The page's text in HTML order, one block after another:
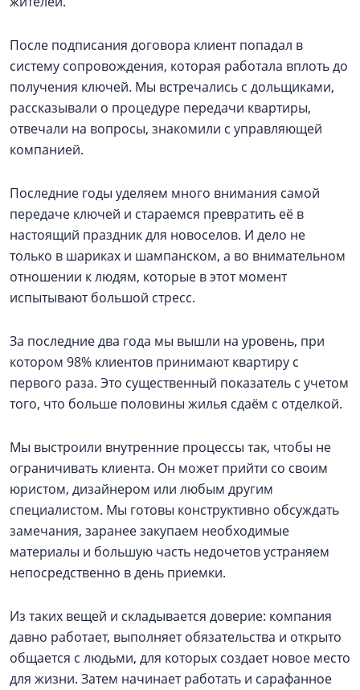
После подписания договора клиент попадал в
систему сопровождения, которая работала вплоть до
получения ключей. Мы встречались с дольщиками,
рассказывали о процедуре передачи квартиры,
отвечали на вопросы, знакомили с управляющей
компанией.
Последние годы уделяем много внимания самой
передаче ключей и стараемся превратить её в
настоящий праздник для новоселов. И дело не
только в шариках и шампанском, а во внимательном
отношении к людям, которые в этот момент
испытывают большой стресс.
За последние два года мы вышли на уровень, при
котором 98% клиентов принимают квартиру с
первого раза. Это существенный показатель с учетом
того, что больше половины жилья сдаём с отделкой.
Мы выстроили внутренние процессы так, чтобы не
ограничивать клиента. Он может прийти со своим
юристом, дизайнером или любым другим
специалистом. Мы готовы конструктивно обсуждать
замечания, заранее закупаем необходимые
материалы и большую часть недочетов устраняем
непосредственно в день приемки.
Из таких вещей и складывается доверие: компания
давно работает, выполняет обязательства и открыто
общается с людьми, для которых создает новое место
для жизни. Затем начинает работать и сарафанное